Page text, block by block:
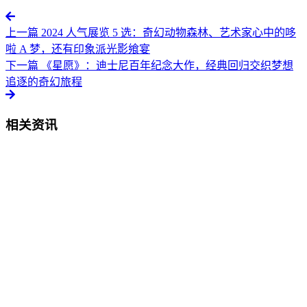
上一篇 2024 人气展览 5 选：奇幻动物森林、艺术家心中的哆
啦 A 梦，还有印象派光影飨宴
下一篇
《星愿》：迪士尼百年纪念大作，经典回归交织梦想
追逐的奇幻旅程
相关资讯